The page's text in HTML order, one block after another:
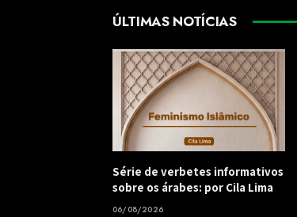
ÚLTIMAS NOTÍCIAS
Série de verbetes informativos
sobre os árabes: por Cila Lima
06/08/2026